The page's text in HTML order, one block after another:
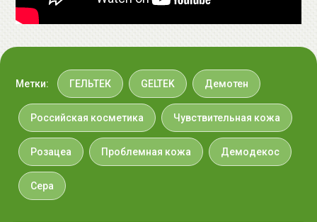
Метки: ГЕЛЬТЕК GELTEK Демотен
Российская косметика Чувствительная кожа
Розацеа Проблемная кожа Демодекос
Сера